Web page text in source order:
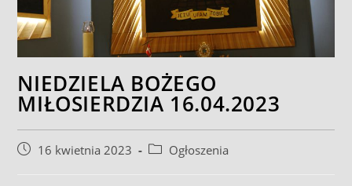
NIEDZIELA BOŻEGO
MIŁOSIERDZIA 16.04.2023
Post16 kwietnia 2023
PostOgłoszenia